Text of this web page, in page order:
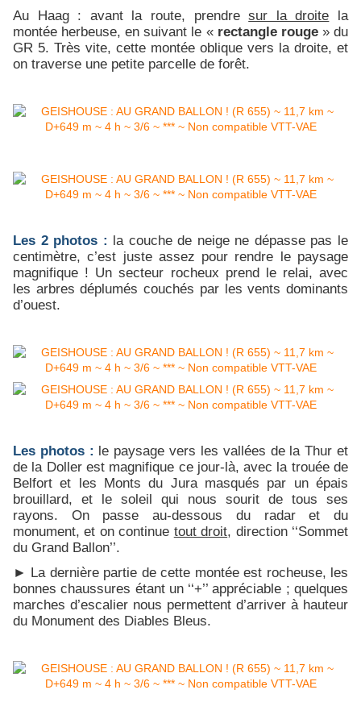
Au Haag : avant la route, prendresur la droite la
montée herbeuse, en suivant le « rectangle rouge» du
GR 5. Très vite, cette montée oblique vers la droite, et
on traverse une petite parcelle de forêt.
Les 2 photos : la couche de neige ne dépasse pas le
centimètre, c’est juste assez pour rendre le paysage
magnifique ! Un secteur rocheux prend le relai, avec
les arbres déplumés couchés par les vents dominants
d’ouest.
Les photos : le paysage vers les vallées de la Thur et
de la Doller est magnifique ce jour-là, avec la trouée de
Belfort et les Monts du Jura masqués par un épais
brouillard, et le soleil qui nous sourit de tous ses
rayons. On passe au-dessous du radar et du
monument, et on continue tout droit, direction ‘‘Sommet
du Grand Ballon’’.
► La dernière partie de cette montée est rocheuse, les
bonnes chaussures étant un ‘‘+’’ appréciable ; quelques
marches d’escalier nous permettent d’arriver à hauteur
du Monument des Diables Bleus.